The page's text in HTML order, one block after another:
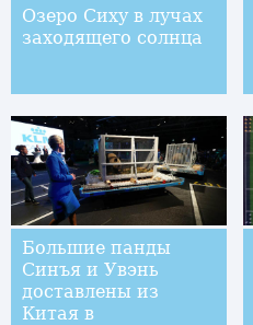
Озеро Сиху в лучах
заходящего солнца
Большие панды
Синъя и Увэнь
доставлены из
Китая в